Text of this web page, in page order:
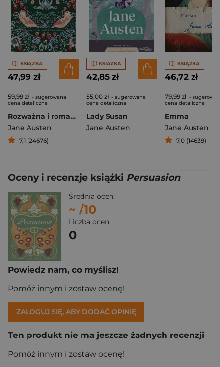
KSIĄŻKA
47,99 zł
59,99 zł - sugerowana
cena detaliczna
Rozważna i romantyczna
Jane Austen
7,1 (24676)
KSIĄŻKA
42,85 zł
55,00 zł - sugerowana
cena detaliczna
Lady Susan
Jane Austen
KSIĄŻKA
46,72 zł
79,99 zł -
cena detaliczna
Emma
Jane Austen
7,0 (14639)
Oceny i recenzje książki Persuasion
Średnia ocen:
~ /10
Liczba ocen:
0
Powiedz nam, co myślisz!
Pomóż innym i zostaw ocenę!
ZALOGUJ SIĘ, ABY DODAĆ OPINIĘ
Ten produkt nie ma jeszcze żadnych recenzji
Pomóż innym i zostaw ocenę!